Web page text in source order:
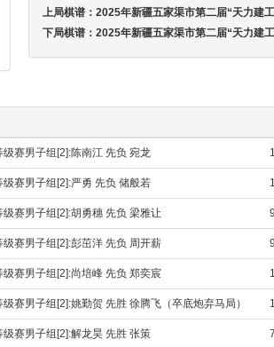
上局棋谱： 2025年新疆五家渠市第二届“天力建
下局棋谱： 2025年新疆五家渠市第二届“天力建
赛男子组[2]:陈南江 先负 宛龙
赛男子组[2]:严勇 先负 储般若
赛男子组[2]:胡勇穗 先负 梁雅让 9
赛男子组[2]:彭茁洋 先负 周开薪 9
赛男子组[2]:尚培峰 先负 郑奕宸
赛男子组[2]:姚勤贺 先胜 徐腾飞（卒底炮弃马局）
赛男子组[2]:解龙昊 先胜 张策 7